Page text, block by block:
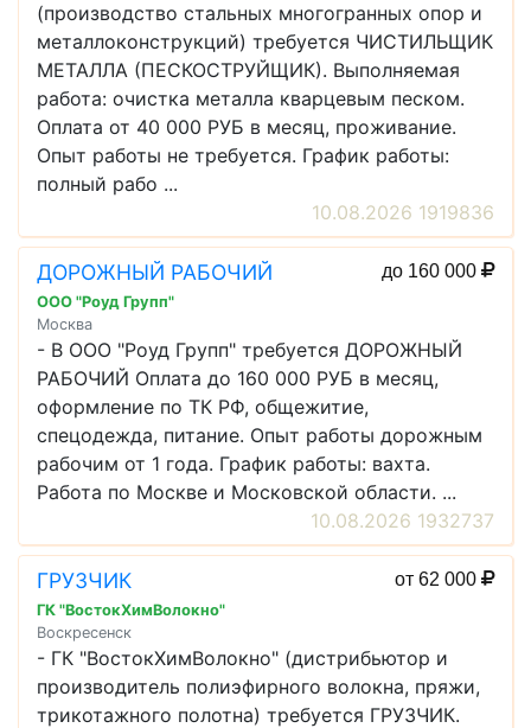
(производство стальных многогранных опор и
металлоконструкций) требуется ЧИСТИЛЬЩИК
МЕТАЛЛА (ПЕСКОСТРУЙЩИК). Выполняемая
работа: очистка металла кварцевым песком.
Оплата от 40 000 РУБ в месяц, проживание.
Опыт работы не требуется. График работы:
полный рабо ...
10.08.2026 1919836
ДОРОЖНЫЙ РАБОЧИЙ до 160 000
ООО "Роуд Групп"
Москва
- В ООО "Роуд Групп" требуется ДОРОЖНЫЙ
РАБОЧИЙ Оплата до 160 000 РУБ в месяц,
оформление по ТК РФ, общежитие,
спецодежда, питание. Опыт работы дорожным
рабочим от 1 года. График работы: вахта.
Работа по Москве и Московской области. ...
10.08.2026 1932737
ГРУЗЧИК от 62 000
ГК "ВостокХимВолокно"
Воскресенск
- ГК "ВостокХимВолокно" (дистрибьютор и
производитель полиэфирного волокна, пряжи,
трикотажного полотна) требуется ГРУЗЧИК.